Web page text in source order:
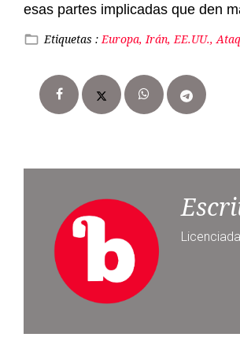
esas partes implicadas que den
Etiquetas :Europa, Irán, EE.UU.,